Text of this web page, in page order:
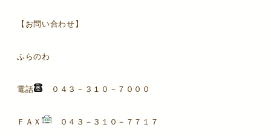
【お問い合わせ】
ふらのわ
電話 ０４３－３１０－７０００
ＦＡＸ ０４３－３１０－７７１７